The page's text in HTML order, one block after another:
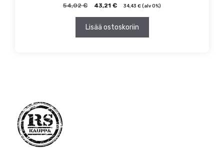
54,02€
Alkuperäinen
oli:
43,21 €Nykyinen
on:
34,43 € (alv 0%)
Lisää ostoskoriin